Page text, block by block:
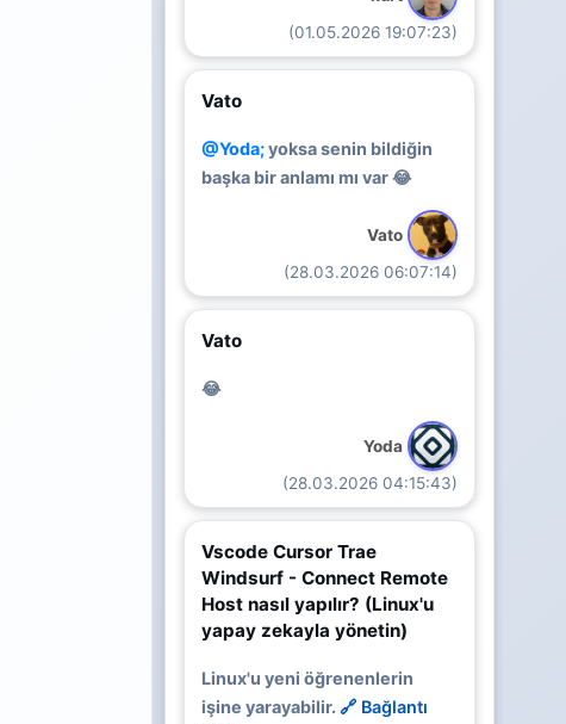
(01.05.2026 19:07:23)
Vato
@Yoda;yoksa senin bildiğin
başka bir anlamı mı var 😂
Vato
(28.03.2026 06:07:14)
Vato
😂
Yoda
(28.03.2026 04:15:43)
Vscode Cursor Trae
Windsurf - Connect Remote
Host nasıl yapılır? (Linux'u
yapay zekayla yönetin)
Linux'u yeni öğrenenlerin
işine yarayabilir.🔗 Bağlantı